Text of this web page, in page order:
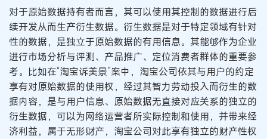
对于原始数据持有者而言，其可以使用其控制的数据进行后
续开发从而生产衍生数据。衍生数据是对于特定领域有针对
性的数据，是独立于原始数据的有用信息。其能够作为企业
进行市场分析与评测、产品推广、定位消费者群体的重要参
考。比如在“淘宝诉美景”案中，淘宝公司依其与用户的约定
享有对原始数据的使用权，经过其智力劳动投入而衍生的数
据内容，是与用户信息、原始数据无直接对应关系的独立的
衍生数据，可以为网络运营者所实际控制和使用，并带来经
济利益，属于无形财产，淘宝公司对此享有独立的财产性权